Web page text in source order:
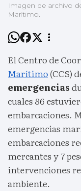
Imagen de archivo
Marítimo.
El Centro de
Marítimo(CCS)
emergencias
cuales 86
embarcaciones.
emergencias
embarcaciones
mercantes y 7
intervenciones
ambiente.